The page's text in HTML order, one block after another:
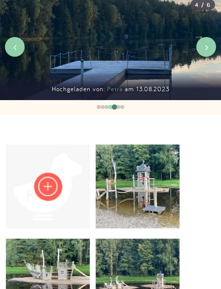
Partner
Kontakt
Impressum
Anmelden
Hochgeladen von: Petraam 13.08.2023
4 / 6
‹ ›